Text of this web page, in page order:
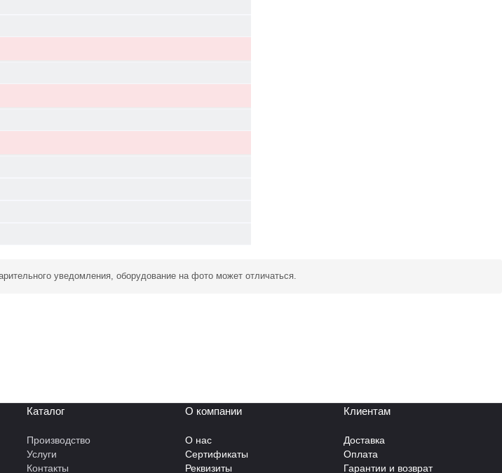
уведомления, оборудование на фото может отличаться.
Каталог
Производство
Услуги
Контакты
О компании
О нас
Сертификаты
Реквизиты
Клиентам
Доставка
Оплата
Гарантии и возврат